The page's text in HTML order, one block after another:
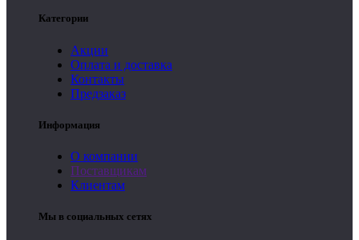
Категории
Акции
Оплата и доставка
Контакты
Предзаказ
Информация
О компании
Поставщикам
Клиентам
Мы в социальных сетях